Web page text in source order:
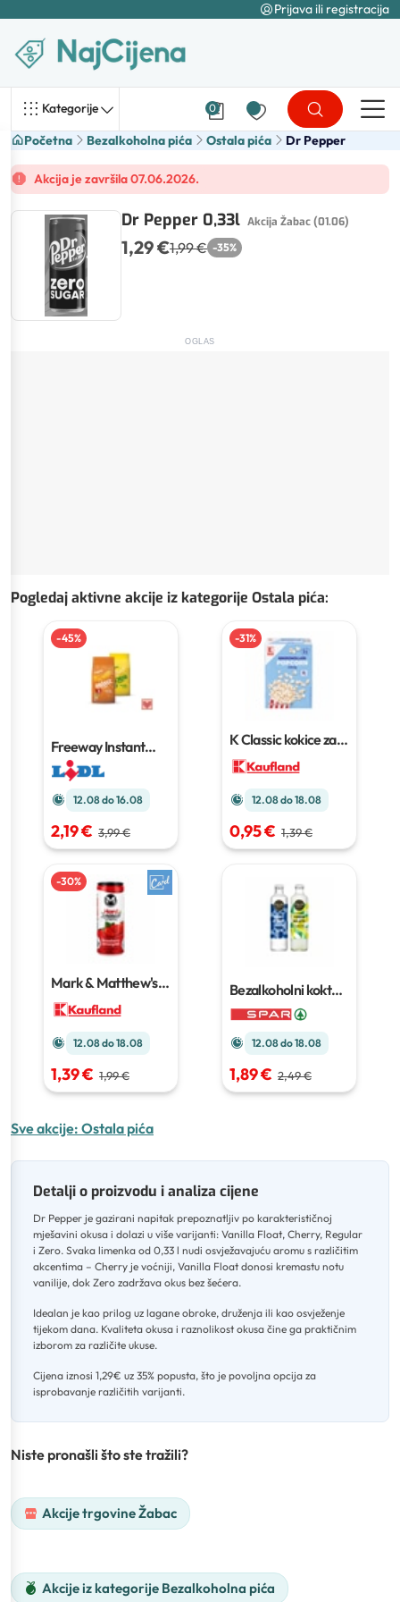
Prijava ili registracija
Kategorije 0
Početna Bezalkoholna pića Ostala pića Dr Pepper
Akcija je završila 07.06.2026.
Dr Pepper 0,33l Akcija Žabac (01.06)
1,29 €1,99 € -35%
OGLAS
Pogledaj aktivne akcije iz kategorije Ostala pića:
-45%
Freeway Instant
napitak1 kg
12.08 do 16.08
2,19 € 3,99 €
-31%
K Classic kokice za
3x100 g
12.08 do 18.08
0,95 € 1,39 €
-30%
Mark & Matthew's
12.08 do 18.08
1,39 € 1,99 €
Bezalkoholni kokteli
Punch Club 0,25 L
12.08 do 18.08
1,89 € 2,49 €
Sve akcije: Ostala pića
Detalji o proizvodu i analiza cijene
Dr Pepper je gazirani napitak prepoznatljiv po karakterističnoj
mješavini okusa i dolazi u više varijanti: Vanilla Float, Cherry, Regular
i Zero. Svaka limenka od 0,33 l nudi osvježavajuću aromu s različitim
akcentima – Cherry je voćniji, Vanilla Float donosi kremastu notu
vanilije, dok Zero zadržava okus bez šećera.
Idealan je kao prilog uz lagane obroke, druženja ili kao osvježenje
tijekom dana. Kvaliteta okusa i raznolikost okusa čine ga praktičnim
izborom za različite ukuse.
Cijena iznosi 1,29€ uz 35% popusta, što je povoljna opcija za
isprobavanje različitih varijanti.
Niste pronašli što ste tražili?
Akcije trgovine Žabac
Akcije iz kategorije Bezalkoholna pića